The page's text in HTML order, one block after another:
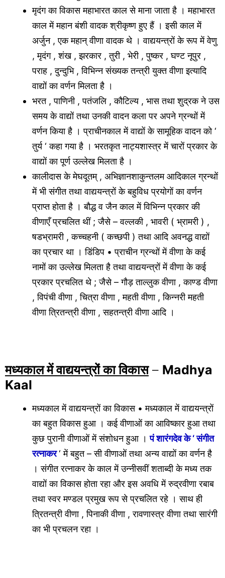
मृदंग का विकास महाभारत काल से माना जाता है । महाभारत
काल में महान बंशी वादक श्रीकृष्ण हुए हैं । इसी काल में
अर्जुन , एक महान् वीणा वादक थे । वाद्ययन्त्रों के रूप में वेणु
, मृदंग , शंख , झरकार , तुरी , भेरी , पुष्कर , घण्ट नूपुर ,
पराह , दुन्दुभि , विभिन्न संख्यक तन्त्री युक्त वीणा इत्यादि
वाद्यों का वर्णन मिलता है ।
भरत , पाणिनी , पतंजलि , कौटिल्य , भास तथा शुद्रक ने उस
समय के वाद्यों तथा उनकी वादन कला पर अपने ग्रन्थों में
वर्णन किया है । प्राचीनकाल में वाद्यों के सामूहिक वादन को ‘
तुर्य ‘ कहा गया है । भरतकृत नाट्यशास्त्र में चारों प्रकार के
वाद्यों का पूर्ण उल्लेख मिलता है ।
कालीदास के मेघदूतम् , अभिज्ञानशाकुन्तलम आदिकाल ग्रन्थों
में भी संगीत तथा वाद्ययन्त्रों के बहुविध प्रयोगों का वर्णन
प्राप्त होता है । बौद्ध व जैन काल में विभिन्न प्रकार की
वीणाएँ प्रचलित थीं ; जैसे – वल्लकी , भावरी ( भ्रामरी ) ,
षडभ्रामरी , कच्चहनी ( कच्छपी ) तथा आदि अवनद्ध वाद्यों
का प्रचार था । डिंडिप • प्राचीन ग्रन्थों में वीणा के कई
नामों का उल्लेख मिलता है तथा वाद्ययन्त्रों में वीणा के कई
प्रकार प्रचलित थे ; जैसे – गौड़ ताल्लुक वीणा , काण्ड वीणा
, विपंची वीणा , चित्रा वीणा , महती वीणा , किन्नरी महती
वीणा त्रितन्त्री वीणा , सहतन्त्री वीणा आदि ।
मध्यकाल में वाद्ययन्त्रों का विकास– Madhya
Kaal
मध्यकाल में वाद्ययन्त्रों का विकास • मध्यकाल में वाद्ययन्त्रों
का बहुत विकास हुआ । कई वीणाओं का आविष्कार हुआ तथा
कुछ पुरानी वीणाओं में संशोधन हुआ ।पं शारंगदेव के ‘ संगीत
रत्नाकर‘ में बहुत – सी वीणाओं तथा अन्य वाद्यों का वर्णन है
। संगीत रत्नाकर के काल में उन्नीसवीं शताब्दी के मध्य तक
वाद्यों का विकास होता रहा और इस अवधि में रुद्रवीणा रबाब
तथा स्वर मण्डल प्रमुख रूप से प्रचलित रहे । साथ ही
त्रितन्त्री वीणा , पिनाकी वीणा , रावणास्त्र वीणा तथा सारंगी
का भी प्रचलन रहा ।